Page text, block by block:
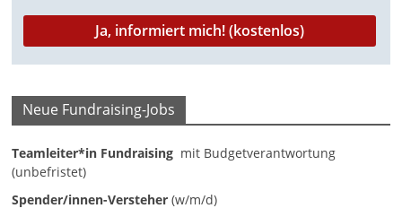
i
f
t
u
Neue Fundraising-Jobs
Teamleiter*in Fundraising mit Budgetverantwortung
(unbefristet)
Spender/innen-Versteher (w/m/d)